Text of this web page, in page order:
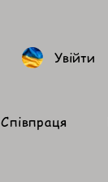
Увійти
Співпраця